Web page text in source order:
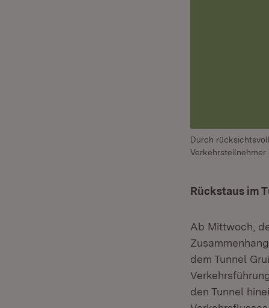
Durch
Verkehrsteilnehmer
Rückstaus im
Ab Mittwoch,
dem Tunnel
den Tunnel